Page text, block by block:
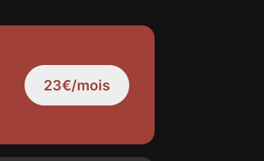
23€/mois